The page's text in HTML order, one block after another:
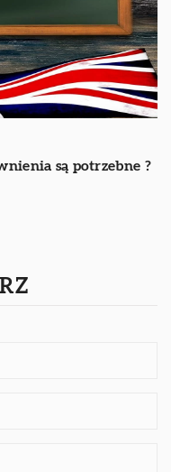
są potrzebne ?